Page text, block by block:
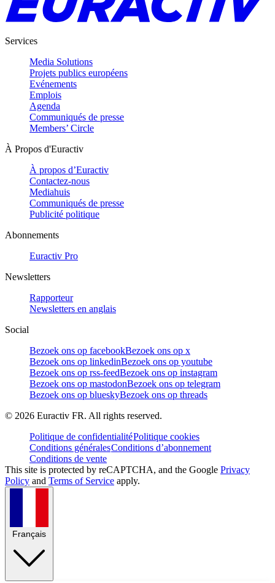
Services
Media Solutions
Projets publics européens
Evénements
Emplois
Agenda
Communiqués de presse
Members’ Circle
À Propos d'Euractiv
À propos d’Euractiv
Contactez-nous
Mediahuis
Communiqués de presse
Publicité politique
Abonnements
Euractiv Pro
Newsletters
Rapporteur
Newsletters en anglais
Social
Bezoek ons op facebookBezoek ons op x
Bezoek ons op linkedinBezoek ons op youtube
Bezoek ons op rss-feedBezoek ons op instagram
Bezoek ons op mastodonBezoek ons op telegram
Bezoek ons op blueskyBezoek ons op threads
© 2026 Euractiv FR. All rights reserved.
Politique de confidentialitéPolitique cookies
Conditions généralesConditions d’abonnement
Conditions de vente
This site is protected by reCAPTCHA, and the Google Privacy
Policy and Terms of Service apply.
Français